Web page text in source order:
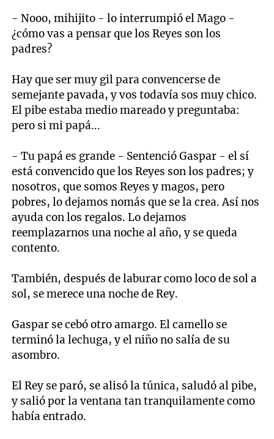
- Nooo, mihijito - lo interrumpió el Mago -
¿cómo vas a pensar que los Reyes son los
padres?
Hay que ser muy gil para convencerse de
semejante pavada, y vos todavía sos muy chico.
El pibe estaba medio mareado y preguntaba:
pero si mi papá...
- Tu papá es grande - Sentenció Gaspar - el sí
está convencido que los Reyes son los padres; y
nosotros, que somos Reyes y magos, pero
pobres, lo dejamos nomás que se la crea. Así nos
ayuda con los regalos. Lo dejamos
reemplazarnos una noche al año, y se queda
contento.
También, después de laburar como loco de sol a
sol, se merece una noche de Rey.
Gaspar se cebó otro amargo. El camello se
terminó la lechuga, y el niño no salía de su
asombro.
El Rey se paró, se alisó la túnica, saludó al pibe,
y salió por la ventana tan tranquilamente como
había entrado.